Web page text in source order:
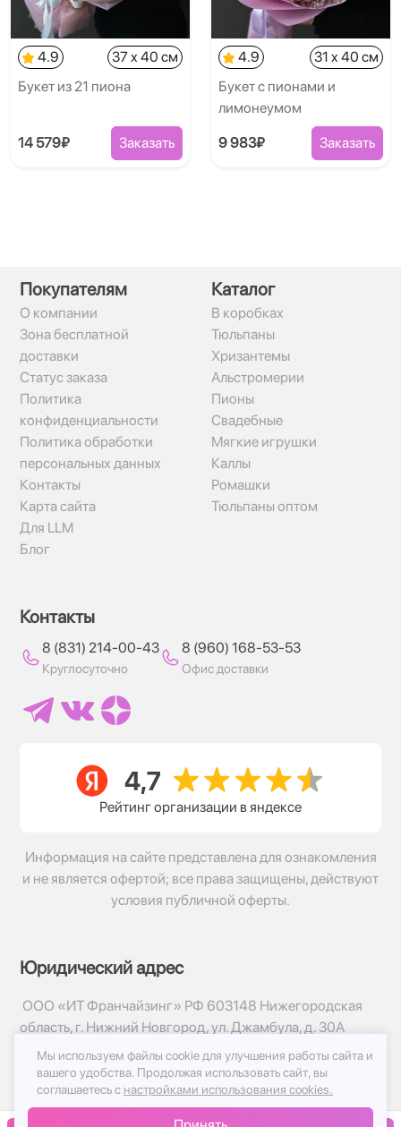
4.9
37 x 40 см
Букет из 21 пиона
14 579₽ Заказать
4.9
31 x 40 см
Букет с пионами и
лимонеумом
9 983₽ Заказать
Покупателям
О компании
Зона бесплатной
доставки
Статус заказа
Политика
конфиденциальности
Политика обработки
персональных данных
Контакты
Карта сайта
Для LLM
Блог
Каталог
В коробках
Тюльпаны
Хризантемы
Альстромерии
Пионы
Свадебные
Мягкие игрушки
Каллы
Ромашки
Тюльпаны оптом
Контакты
8 (831) 214-00-43
Круглосуточно
8 (960) 168-53-53
Офис доставки
Рейтинг организации в яндексе
Информация на сайте представлена для ознакомления
и не является офертой; все права защищены, действуют
условия публичной оферты.
Юридический адрес
ООО «ИТ Франчайзинг» РФ 603148 Нижегородская
область, г. Нижний Новгород, ул. Джамбула, д. 30А
© 2017-2026г, База Цветов 24.ру
Политика конфиденциальности
Публичная оферта
Мы используем файлы cookie для улучшения работы сайта и
вашего удобства. Продолжая использовать сайт, вы
соглашаетесь с настройками использования cookies.